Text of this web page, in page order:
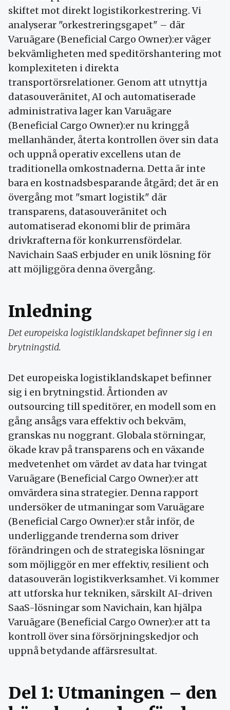
skiftet mot direkt logistikorkestrering. Vi
analyserar "orkestreringsgapet" – där
Varuägare (Beneficial Cargo Owner):er väger
bekvämligheten med speditörshantering mot
komplexiteten i direkta
transportörsrelationer. Genom att utnyttja
datasouveränitet, AI och automatiserade
administrativa lager kan Varuägare
(Beneficial Cargo Owner):er nu kringgå
mellanhänder, återta kontrollen över sin data
och uppnå operativ excellens utan de
traditionella omkostnaderna. Detta är inte
bara en kostnadsbesparande åtgärd; det är en
övergång mot "smart logistik" där
transparens, datasouveränitet och
automatiserad ekonomi blir de primära
drivkrafterna för konkurrensfördelar.
Navichain SaaS erbjuder en unik lösning för
att möjliggöra denna övergång.
Inledning
Det europeiska logistiklandskapet befinner sig i en
brytningstid.
Det europeiska logistiklandskapet befinner
sig i en brytningstid. Årtionden av
outsourcing till speditörer, en modell som en
gång ansågs vara effektiv och bekväm,
granskas nu noggrant. Globala störningar,
ökade krav på transparens och en växande
medvetenhet om värdet av data har tvingat
Varuägare (Beneficial Cargo Owner):er att
omvärdera sina strategier. Denna rapport
undersöker de utmaningar som Varuägare
(Beneficial Cargo Owner):er står inför, de
underliggande trenderna som driver
förändringen och de strategiska lösningar
som möjliggör en mer effektiv, resilient och
datasouverän logistikverksamhet. Vi kommer
att utforska hur tekniken, särskilt AI-driven
SaaS-lösningar som Navichain, kan hjälpa
Varuägare (Beneficial Cargo Owner):er att ta
kontroll över sina försörjningskedjor och
uppnå betydande affärsresultat.
Del 1: Utmaningen – den